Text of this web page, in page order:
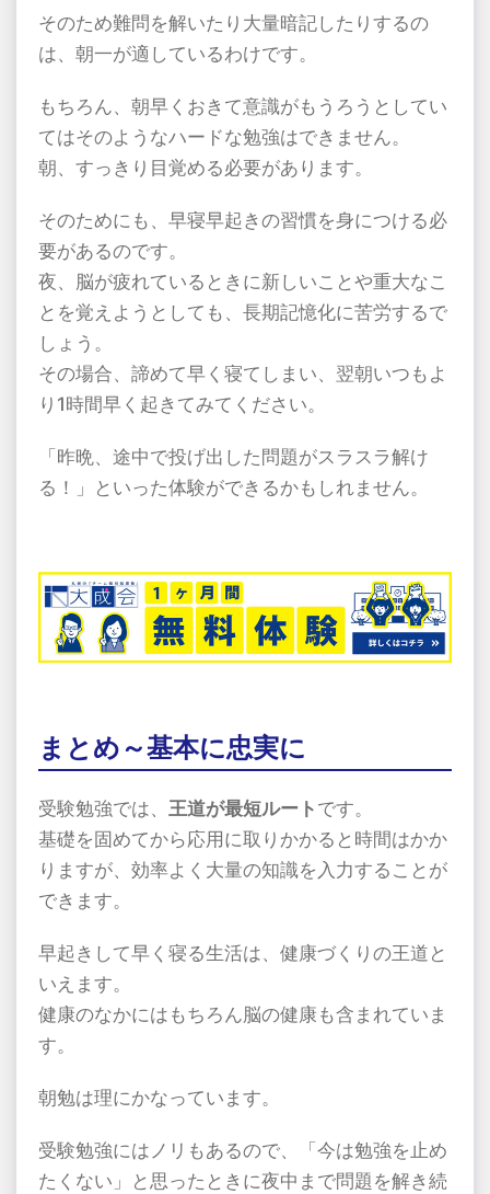
そのため難問を解いたり大量暗記したりするの
は、朝一が適しているわけです。
もちろん、朝早くおきて意識がもうろうとしてい
てはそのようなハードな勉強はできません。
朝、すっきり目覚める必要があります。
そのためにも、早寝早起きの習慣を身につける必
要があるのです。
夜、脳が疲れているときに新しいことや重大なこ
とを覚えようとしても、長期記憶化に苦労するで
しょう。
その場合、諦めて早く寝てしまい、翌朝いつもよ
り 1時間早く起きてみてください。
「昨晩、途中で投げ出した問題がスラスラ解け
る！」といった体験ができるかもしれません。
まとめ～基本に忠実に
受験勉強では、 王道が最短ルート です。
基礎を固めてから応用に取りかかると時間はかか
りますが、効率よく大量の知識を入力することが
できます。
早起きして早く寝る生活は、健康づくりの王道と
いえます。
健康のなかにはもちろん脳の健康も含まれていま
す。
朝勉は理にかなっています。
受験勉強にはノリもあるので、「今は勉強を止め
たくない」と思ったときに夜中まで問題を解き続